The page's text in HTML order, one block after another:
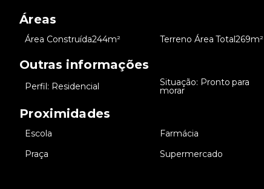
Áreas
Área Construída244m² Terreno Área Total269m²
Outras informações
Perfil: Residencial Situação: Pronto para
morar
Proximidades
Escola Farmácia
Praça Supermercado